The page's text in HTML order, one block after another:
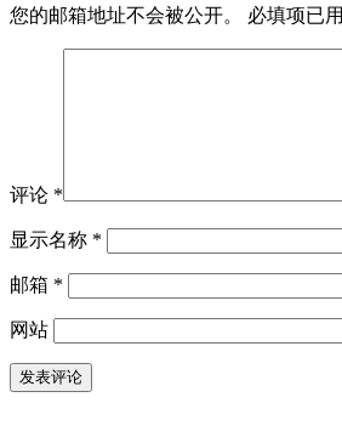
您的邮箱地址不会被公开。 必填项已用
评论 *
显示名称 *
邮箱 *
网站